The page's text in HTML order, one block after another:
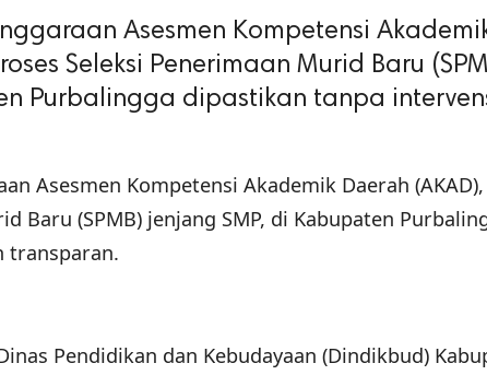
Asesmen Kompetensi
Seleksi Penerimaan Murid Baru
Purbalingga dipastikan tanpa
Asesmen Kompetensi Akademik Daerah
Baru (SPMB) jenjang SMP, di Kabupaten
transparan.
Pendidikan dan Kebudayaan (Dindikbud)